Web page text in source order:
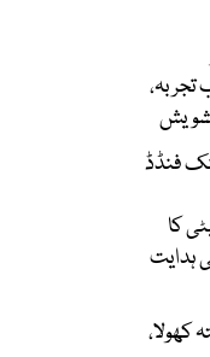
تجربہ،
فنڈڈ
کا
ہدایت
کھولا،